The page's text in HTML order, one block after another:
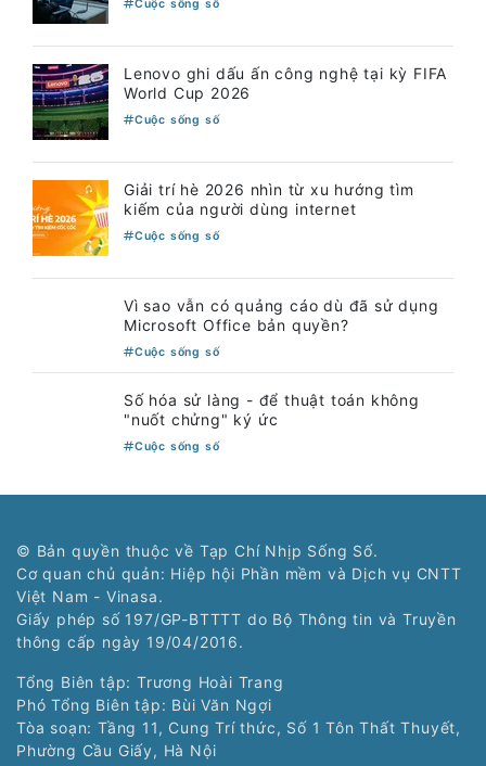
AI biến ý tưởng đến doanh thu với tốc độ
startup
Xem nhiều
trên 2,2 triệu chiếc xe hơi
Cuộc sống số
Lenovo ghi dấu ấn công nghệ tại kỳ FIFA
World Cup 2026
Cuộc sống số
Vì sao vẫn có quảng cáo dù đã sử dụng
Microsoft Office bản quyền?
Cuộc sống số
Số hóa sử làng - để thuật toán không
"nuốt chửng" ký ức